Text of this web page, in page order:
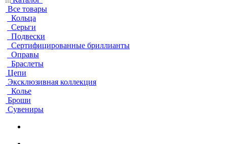
Все товары
Кольца
Серьги
Подвески
Сертифицированные бриллианты
Оправы
Браслеты
Цепи
Эксклюзивная коллекция
Колье
Броши
Сувениры